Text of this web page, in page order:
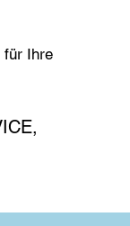
für Ihre